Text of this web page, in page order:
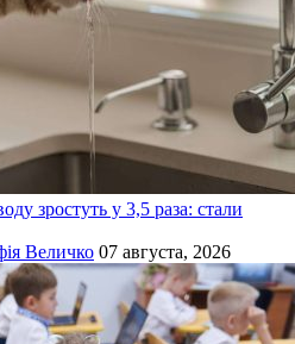
зростуть у 3,5 раза: стали
Величко 07 августа, 2026